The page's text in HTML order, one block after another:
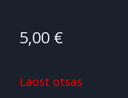
5,00 €
Laost otsas